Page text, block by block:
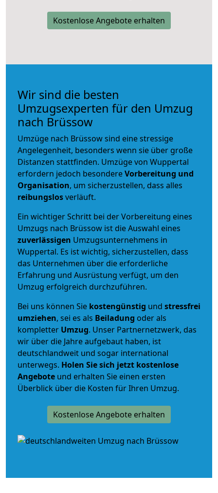
Kostenlose Angebote erhalten
Wir sind die besten
Umzugsexperten für den Umzug
nach Brüssow
Umzüge nach Brüssow sind eine stressige
Angelegenheit, besonders wenn sie über große
Distanzen stattfinden. Umzüge von Wuppertal
erfordern jedoch besondereVorbereitung und
Organisation, um sicherzustellen, dass alles
reibungslosverläuft.
Ein wichtiger Schritt bei der Vorbereitung eines
Umzugs nach Brüssow ist die Auswahl eines
zuverlässigen Umzugsunternehmens in
Wuppertal. Es ist wichtig, sicherzustellen, dass
das Unternehmen über die erforderliche
Erfahrung und Ausrüstung verfügt, um den
Umzug erfolgreich durchzuführen.
Bei uns können Sie kostengünstig und stressfrei
umziehen, sei es als Beiladung oder als
kompletter Umzug. Unser Partnernetzwerk, das
wir über die Jahre aufgebaut haben, ist
deutschlandweit und sogar international
unterwegs. Holen Sie sich jetzt kostenlose
Angebote und erhalten Sie einen ersten
Überblick über die Kosten für Ihren Umzug.
Kostenlose Angebote erhalten